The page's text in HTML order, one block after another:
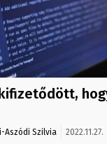
Aszódi Szilvia 2022.11.27.